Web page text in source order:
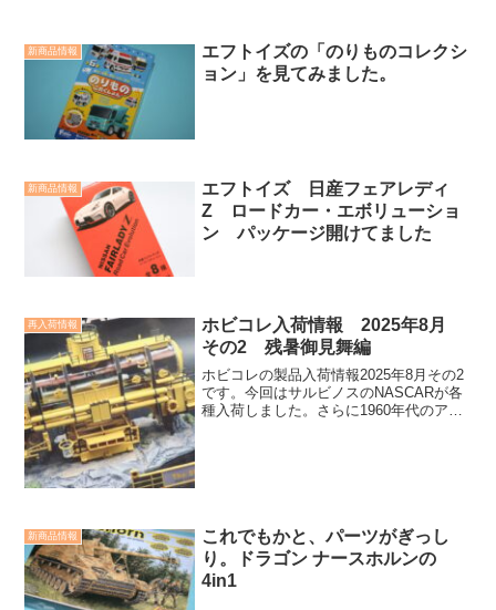
新商品情報
エフトイズの「のりものコレクシ
ョン」を見てみました。
新商品情報
エフトイズ 日産フェアレディ
Z ロードカー・エボリューショ
ン パッケージ開けてました
再入荷情報
ホビコレ入荷情報 2025年8月
その2 残暑御見舞編
ホビコレの製品入荷情報2025年8月その2
です。今回はサルビノスのNASCARが各
種入荷しました。さらに1960年代のアメ
新商品情報
これでもかと、パーツがぎっし
り。ドラゴン ナースホルンの
4in1